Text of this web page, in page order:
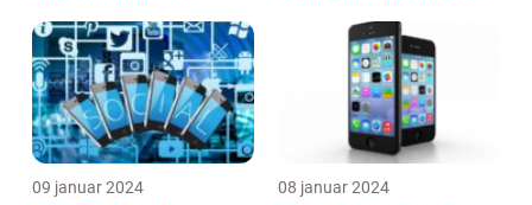
09 januar 2024 08 januar 2024